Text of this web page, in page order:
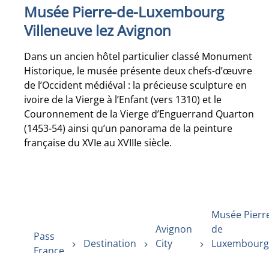
Musée Pierre-de-Luxembourg
Villeneuve lez Avignon
Dans un ancien hôtel particulier classé Monument
Historique, le musée présente deux chefs-d’œuvre
de l’Occident médiéval : la précieuse sculpture en
ivoire de la Vierge à l’Enfant (vers 1310) et le
Couronnement de la Vierge d’Enguerrand Quarton
(1453-54) ainsi qu’un panorama de la peinture
française du XVIe au XVIIIe siècle.
Pass
Destination
Avignon
City
Musée
de